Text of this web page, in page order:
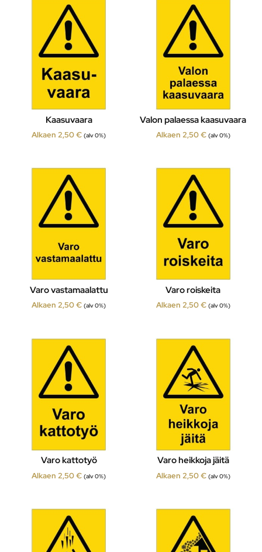
Kaasuvaara
Alkaen2,50€ (alv 0%)
Valon palaessa kaasuvaara
Alkaen 2,50€ (alv 0%)
Varo vastamaalattu
Alkaen2,50€ (alv 0%)
Varo roiskeita
Alkaen 2,50€ (alv 0%)
Varo kattotyö
Alkaen2,50€ (alv 0%)
Varo heikkoja jäitä
Alkaen 2,50€ (alv 0%)